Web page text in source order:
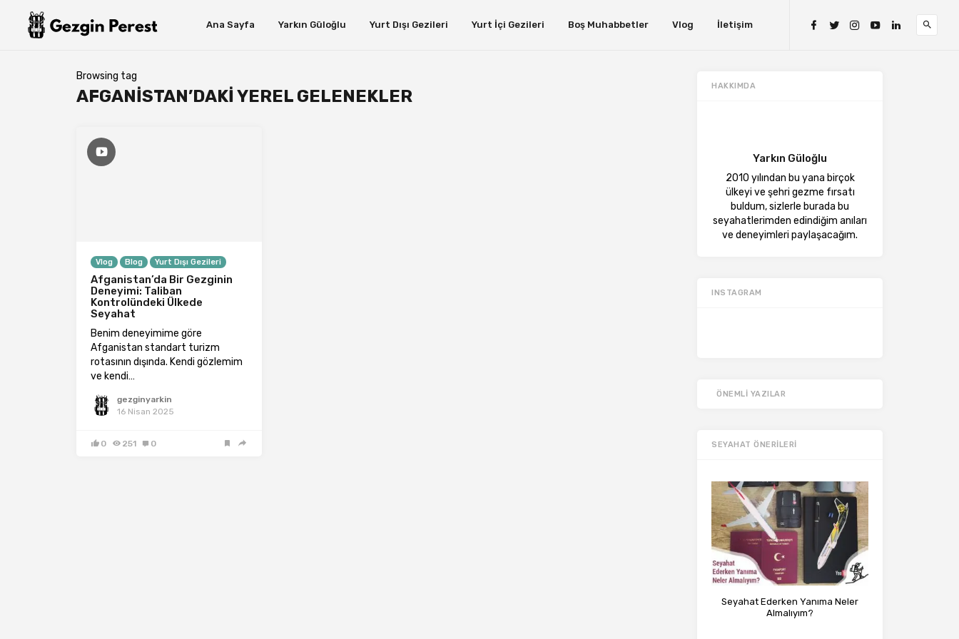
Ana Sayfa Yarkın Güloğlu Yurt Dışı Gezileri Yurt İçi Gezileri Boş Muhabbetler Vlog İletişim
Browsing tag
AFGANISTAN’DAKI YEREL GELENEKLER
Vlog Blog Yurt Dışı Gezileri
Afganistan’da Bir Gezginin
Deneyimi: Taliban
Kontrolündeki Ülkede
Seyahat
Benim deneyimime göre
Afganistan standart turizm
rotasının dışında. Kendi gözlemim
ve kendi…
gezginyarkin
16 Nisan 2025
0 251 0
HAKKIMDA
Yarkın Güloğlu
2010 yılından bu yana birçok
ülkeyi ve şehri gezme fırsatı
buldum, sizlerle burada bu
seyahatlerimden edindiğim anıları
ve deneyimleri paylaşacağım.
INSTAGRAM
ÖNEMLI YAZILAR
SEYAHAT ÖNERILERI
Seyahat Ederken Yanıma Neler
Almalıyım?